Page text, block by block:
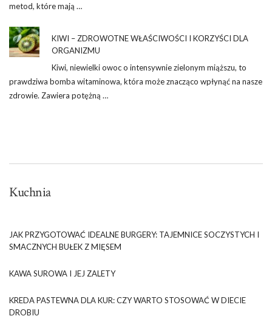
metod, które mają …
KIWI – ZDROWOTNE WŁAŚCIWOŚCI I KORZYŚCI DLA
ORGANIZMU
Kiwi, niewielki owoc o intensywnie zielonym miąższu, to
prawdziwa bomba witaminowa, która może znacząco wpłynąć na nasze
zdrowie. Zawiera potężną …
Kuchnia
JAK PRZYGOTOWAĆ IDEALNE BURGERY: TAJEMNICE SOCZYSTYCH I
SMACZNYCH BUŁEK Z MIĘSEM
KAWA SUROWA I JEJ ZALETY
KREDA PASTEWNA DLA KUR: CZY WARTO STOSOWAĆ W DIECIE
DROBIU